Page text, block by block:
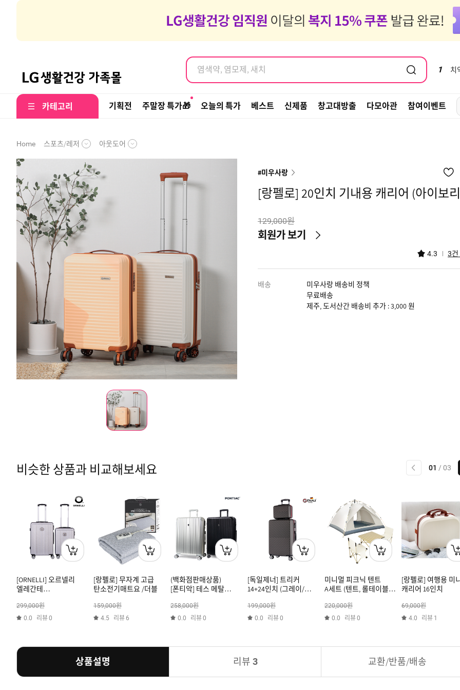
염색약, 염모제, 새치
염색약, 염모제, 새치 1 치
카테고리 기획전 주말장 특가🎁 오늘의 특가 베스트 신제품 창고대방출 다모아관 참여이벤트
Home 스포츠/레저 아웃도어
#미우사랑
[랑펠로] 20인치 기내용 캐리어 (아이보
129,000원
회원가 보기
4.3 3
배송
미우사랑 배송비 정책
무료배송
제주, 도서산간 배송비 추가 : 3,000 원
비슷한 상품과 비교해보세요 이전
01 / 03
[ORNELLI] 오르넬리
엘레간테
(메탈레드/메탈카키/
메탈실버/메탈화이트)
299,000원
0.0 리뷰0
[랑펠로] 무자계 고급
탄소전기매트요 /더블
159,000원
4.5 리뷰6
(백화점판매상품)
[폰티악] 테스 메탈
258,000원
0.0 리뷰0
[독일제너] 트리커
14+24인치 (그레이/
199,000원
0.0 리뷰0
미니멀 피크닉 텐트
A세트 (텐트, 롤테이블,
220,000원
0.0 리뷰0
[랑펠로] 여행용 미
캐리어 16인치
69,000원
4.0 리뷰 1
상품설명 리뷰 3 교환/반품/배송